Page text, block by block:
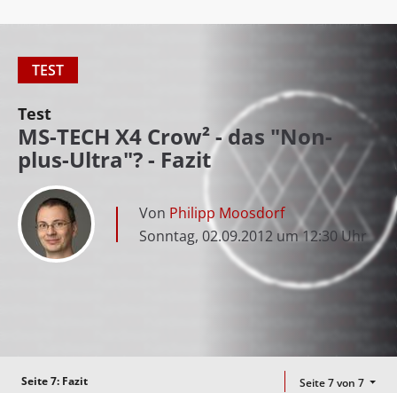
TEST
Test
MS-TECH X4 Crow² - das "Non-
plus-Ultra"? - Fazit
Von Philipp Moosdorf
Sonntag, 02.09.2012 um 12:30 Uhr
Seite 7: Fazit Seite 7 von 7